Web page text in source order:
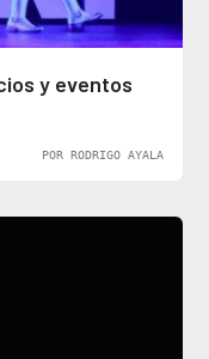
y eventos
POR RODRIGO AYALA